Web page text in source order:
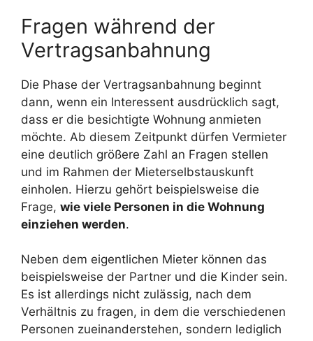
Fragen während der
Vertragsanbahnung
Die Phase der Vertragsanbahnung beginnt
dann, wenn ein Interessent ausdrücklich sagt,
dass er die besichtigte Wohnung anmieten
möchte. Ab diesem Zeitpunkt dürfen Vermieter
eine deutlich größere Zahl an Fragen stellen
und im Rahmen der Mieterselbstauskunft
einholen. Hierzu gehört beispielsweise die
Frage, wie viele Personen in die Wohnung
einziehen werden.
Neben dem eigentlichen Mieter können das
beispielsweise der Partner und die Kinder sein.
Es ist allerdings nicht zulässig, nach dem
Verhältnis zu fragen, in dem die verschiedenen
Personen zueinanderstehen, sondern lediglich